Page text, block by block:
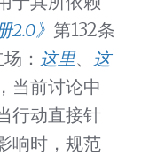
2.0》 第132条
： 这里、 这
当前讨论中
行动直接针
响时，规范